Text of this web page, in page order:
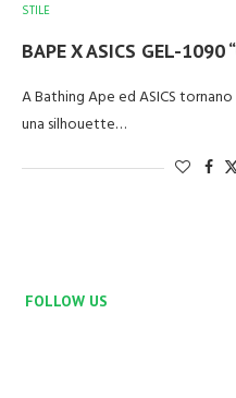
STILE
BAPE X ASICS GEL-1090
A Bathing Ape ed ASICS
una silhouette…
FOLLOW US